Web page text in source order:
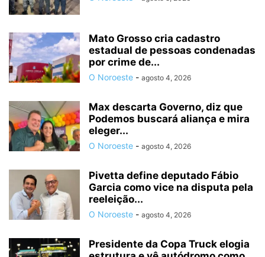
Mato Grosso cria cadastro
estadual de pessoas condenadas
por crime de...
O Noroeste - agosto 4, 2026
Max descarta Governo, diz que
Podemos buscará aliança e mira
eleger...
O Noroeste - agosto 4, 2026
Pivetta define deputado Fábio
Garcia como vice na disputa pela
reeleição...
O Noroeste - agosto 4, 2026
Presidente da Copa Truck elogia